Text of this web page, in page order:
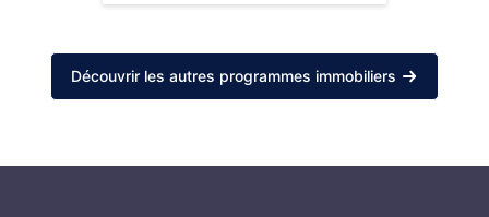
Découvrir les autres programmes immobiliers